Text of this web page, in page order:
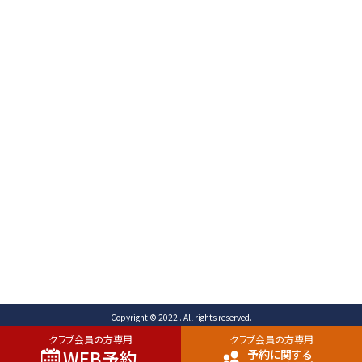
クラブ会員の方専用 クラブ会員の方専用
予約に関する
Copyright © 2022 . All rights reserved.